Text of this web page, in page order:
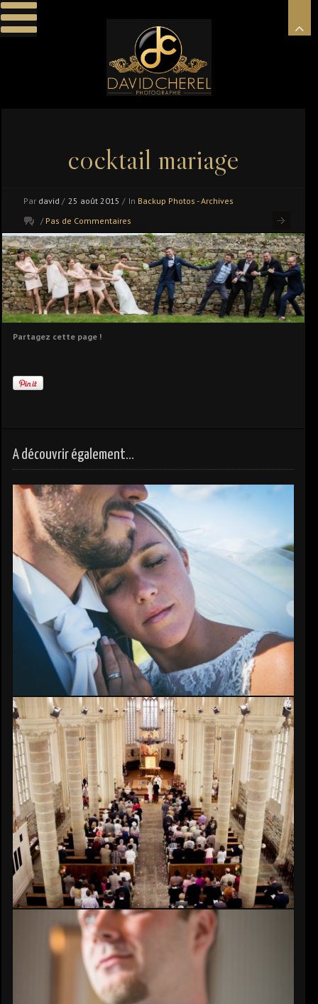
cocktail mariage
Par david / 25 août 2015 / In Backup Photos - Archives
/ Pas de Commentaires
Partagez cette page !
A découvrir également...